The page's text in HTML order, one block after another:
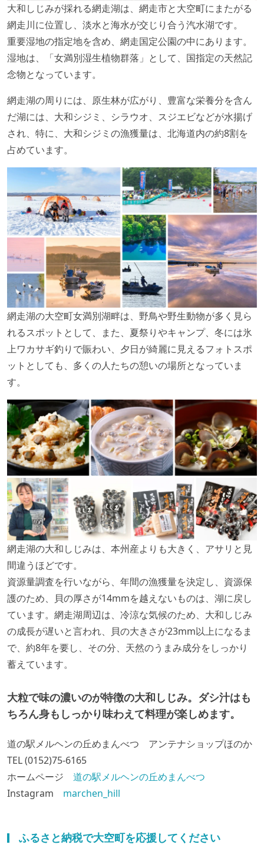
大和しじみが採れる網走湖は、網走市と大空町にまたがる
網走川に位置し、淡水と海水が交じり合う汽水湖です。
重要湿地の指定地を含め、網走国定公園の中にあります。
湿地は、「女満別湿生植物群落」として、国指定の天然記
念物となっています。
網走湖の周りには、原生林が広がり、豊富な栄養分を含ん
だ湖には、大和シジミ、シラウオ、スジエビなどが水揚げ
され、特に、大和シジミの漁獲量は、北海道内の約8割を
占めています。
網走湖の大空町女満別湖畔は、野鳥や野生動物が多く見ら
れるスポットとして、また、夏祭りやキャンプ、冬には氷
上ワカサギ釣りで賑わい、夕日が綺麗に見えるフォトスポ
ットとしても、多くの人たちの憩いの場所となっていま
す。
網走湖の大和しじみは、本州産よりも大きく、アサリと見
間違うほどです。
資源量調査を行いながら、年間の漁獲量を決定し、資源保
護のため、貝の厚さが14mmを越えないものは、湖に戻し
ています。網走湖周辺は、冷涼な気候のため、大和しじみ
の成長が遅いと言われ、貝の大きさが23mm以上になるま
で、約8年を要し、その分、天然のうまみ成分をしっかり
蓄えています。
大粒で味の濃いのが特徴の大和しじみ。ダシ汁はも
ちろん身もしっかり味わえて料理が楽しめます。
道の駅メルヘンの丘めまんべつ アンテナショップほのか
TEL (0152)75-6165
ホームページ 道の駅メルヘンの丘めまんべつ
Instagram marchen_hill
ふるさと納税で大空町を応援してください